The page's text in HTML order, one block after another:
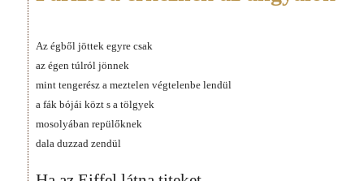
Az égből jöttek egyre csak
az égen túlról jönnek
mint tengerész a meztelen végtelenbe lendül
a fák bójái közt s a tölgyek
mosolyában repülőknek
dala duzzad zendül